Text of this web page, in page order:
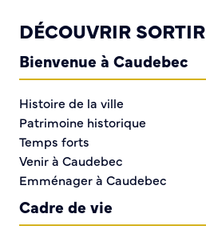
EN SAVOIR +
Manon Flore
Boulangerie l'Art du pain
New Pizza
Auto école Jul
DÉCOUVRIR SORTIR
Bienvenue à Caudebec
Histoire de la ville
Patrimoine historique
Temps forts
Venir à Caudebec
Emménager à Caudebec
Cadre de vie